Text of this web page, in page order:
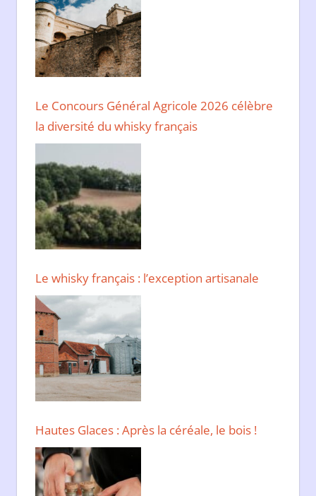
Le Concours Général Agricole 2026 célèbre
la diversité du whisky français
Le whisky français : l’exception artisanale
Hautes Glaces : Après la céréale, le bois !